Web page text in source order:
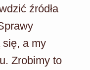
źródła
się, a my
Zrobimy to